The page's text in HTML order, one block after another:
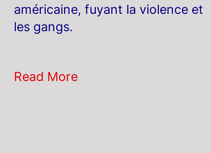
américaine, fuyant la violence et
les gangs.
Read More